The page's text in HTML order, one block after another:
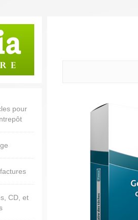
pour
CD, et